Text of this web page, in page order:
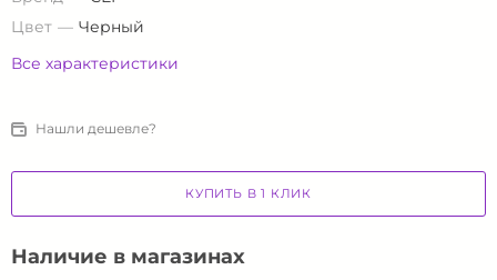
Цвет
Черный
Все характеристики
Нашли дешевле?
КУПИТЬ В 1 КЛИК
Наличие в магазинах